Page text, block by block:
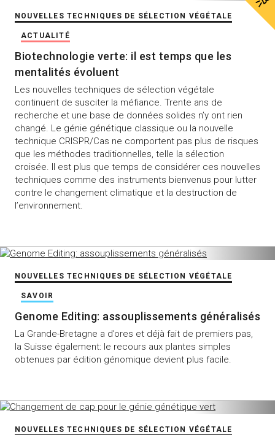
NOUVELLES TECHNIQUES DE SÉLECTION VÉGÉTALE
ACTUALITÉ
Biotechnologie verte: il est temps que les
mentalités évoluent
Les nouvelles techniques de sélection végétale
continuent de susciter la méfiance. Trente ans de
recherche et une base de données solides n’y ont rien
changé. Le génie génétique classique ou la nouvelle
technique CRISPR/Cas ne comportent pas plus de risques
que les méthodes traditionnelles, telle la sélection
croisée. Il est plus que temps de considérer ces nouvelles
techniques comme des instruments bienvenus pour lutter
contre le changement climatique et la destruction de
l’environnement.
NOUVELLES TECHNIQUES DE SÉLECTION VÉGÉTALE
SAVOIR
Genome Editing: assouplissements généralisés
La Grande-Bretagne a d’ores et déjà fait de premiers pas,
la Suisse également: le recours aux plantes simples
obtenues par édition génomique devient plus facile.
NOUVELLES TECHNIQUES DE SÉLECTION VÉGÉTALE